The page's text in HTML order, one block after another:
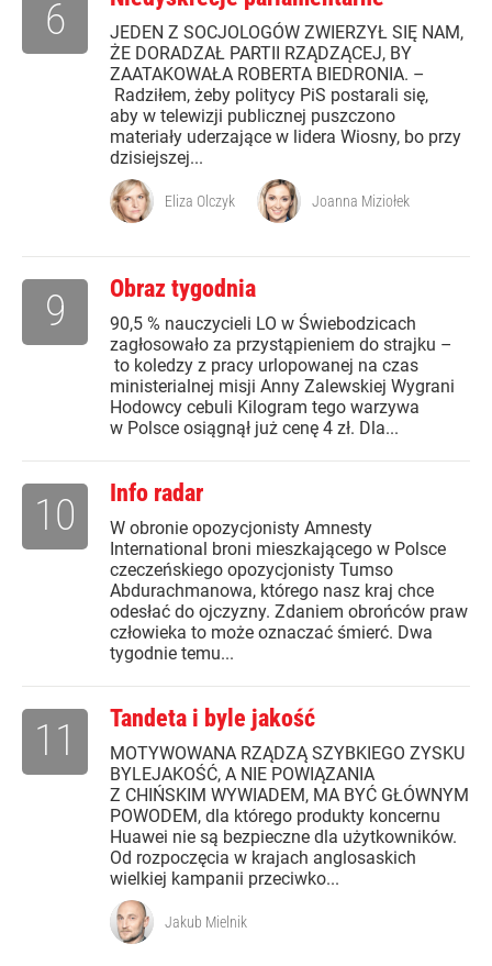
JEDEN Z SOCJOLOGÓW ZWIERZYŁ SIĘ NAM,
ŻE DORADZAŁ PARTII RZĄDZĄCEJ, BY
ZAATAKOWAŁA ROBERTA BIEDRONIA. –
Radziłem, żeby politycy PiS postarali się,
aby w telewizji publicznej puszczono
materiały uderzające w lidera Wiosny, bo przy
dzisiejszej...
6
Eliza Olczyk Joanna Miziołek
Obraz tygodnia
90,5 % nauczycieli LO w Świebodzicach
zagłosowało za przystąpieniem do strajku –
to koledzy z pracy urlopowanej na czas
ministerialnej misji Anny Zalewskiej Wygrani
Hodowcy cebuli Kilogram tego warzywa
w Polsce osiągnął już cenę 4 zł. Dla...
9
Info radar
W obronie opozycjonisty Amnesty
International broni mieszkającego w Polsce
czeczeńskiego opozycjonisty Tumso
Abdurachmanowa, którego nasz kraj chce
odesłać do ojczyzny. Zdaniem obrońców praw
człowieka to może oznaczać śmierć. Dwa
tygodnie temu...
10
Tandeta i byle jakość
MOTYWOWANA RZĄDZĄ SZYBKIEGO ZYSKU
BYLEJAKOŚĆ, A NIE POWIĄZANIA
Z CHIŃSKIM WYWIADEM, MA BYĆ GŁÓWNYM
POWODEM, dla którego produkty koncernu
Huawei nie są bezpieczne dla użytkowników.
Od rozpoczęcia w krajach anglosaskich
wielkiej kampanii przeciwko...
11
Jakub Mielnik